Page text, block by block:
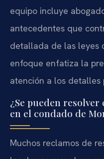
equipo incluye
antecedentes que
detallada de las leyes
enfoque enfatiza la
atención a los detalles
¿Se pueden
en el condado de
Muchos reclamos de